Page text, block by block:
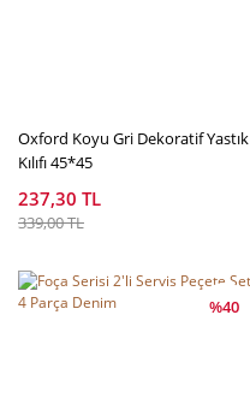
Oxford Koyu Gri Dekoratif Yastık
Kılıfı 45*45
237,30 TL
339,00 TL
%40